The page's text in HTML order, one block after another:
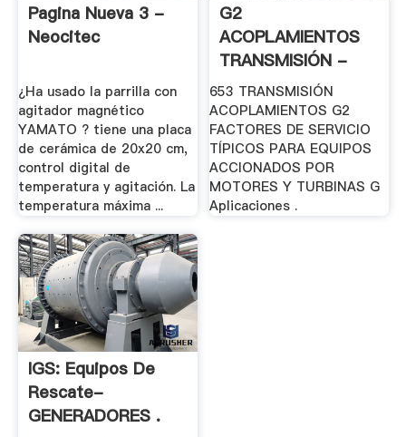
Pagina Nueva 3 -
Neocitec
¿Ha usado la parrilla con
agitador magnético
YAMATO ? tiene una placa
de cerámica de 20x20 cm,
control digital de
temperatura y agitación. La
temperatura máxima ...
G2
ACOPLAMIENTOS
TRANSMISIÓN -
Epidor
653 TRANSMISIÓN
ACOPLAMIENTOS G2
FACTORES DE SERVICIO
TÍPICOS PARA EQUIPOS
ACCIONADOS POR
MOTORES Y TURBINAS G
Aplicaciones .
IGS: Equipos De
Rescate-
GENERADORES .